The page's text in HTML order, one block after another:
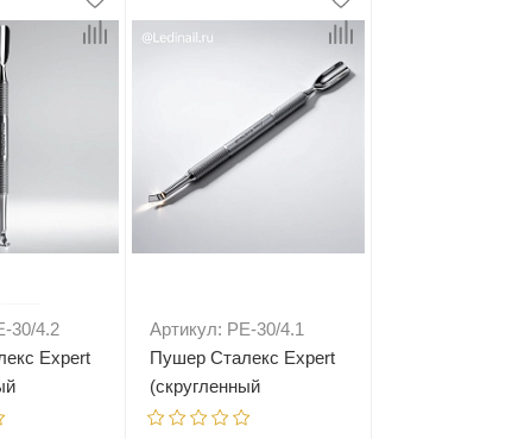
В корзину В корзину
30/4.2
Expert
Артикул: PE-30/4.1
Пушер Сталекс Expert
(скругленный
пушер+отогнутая